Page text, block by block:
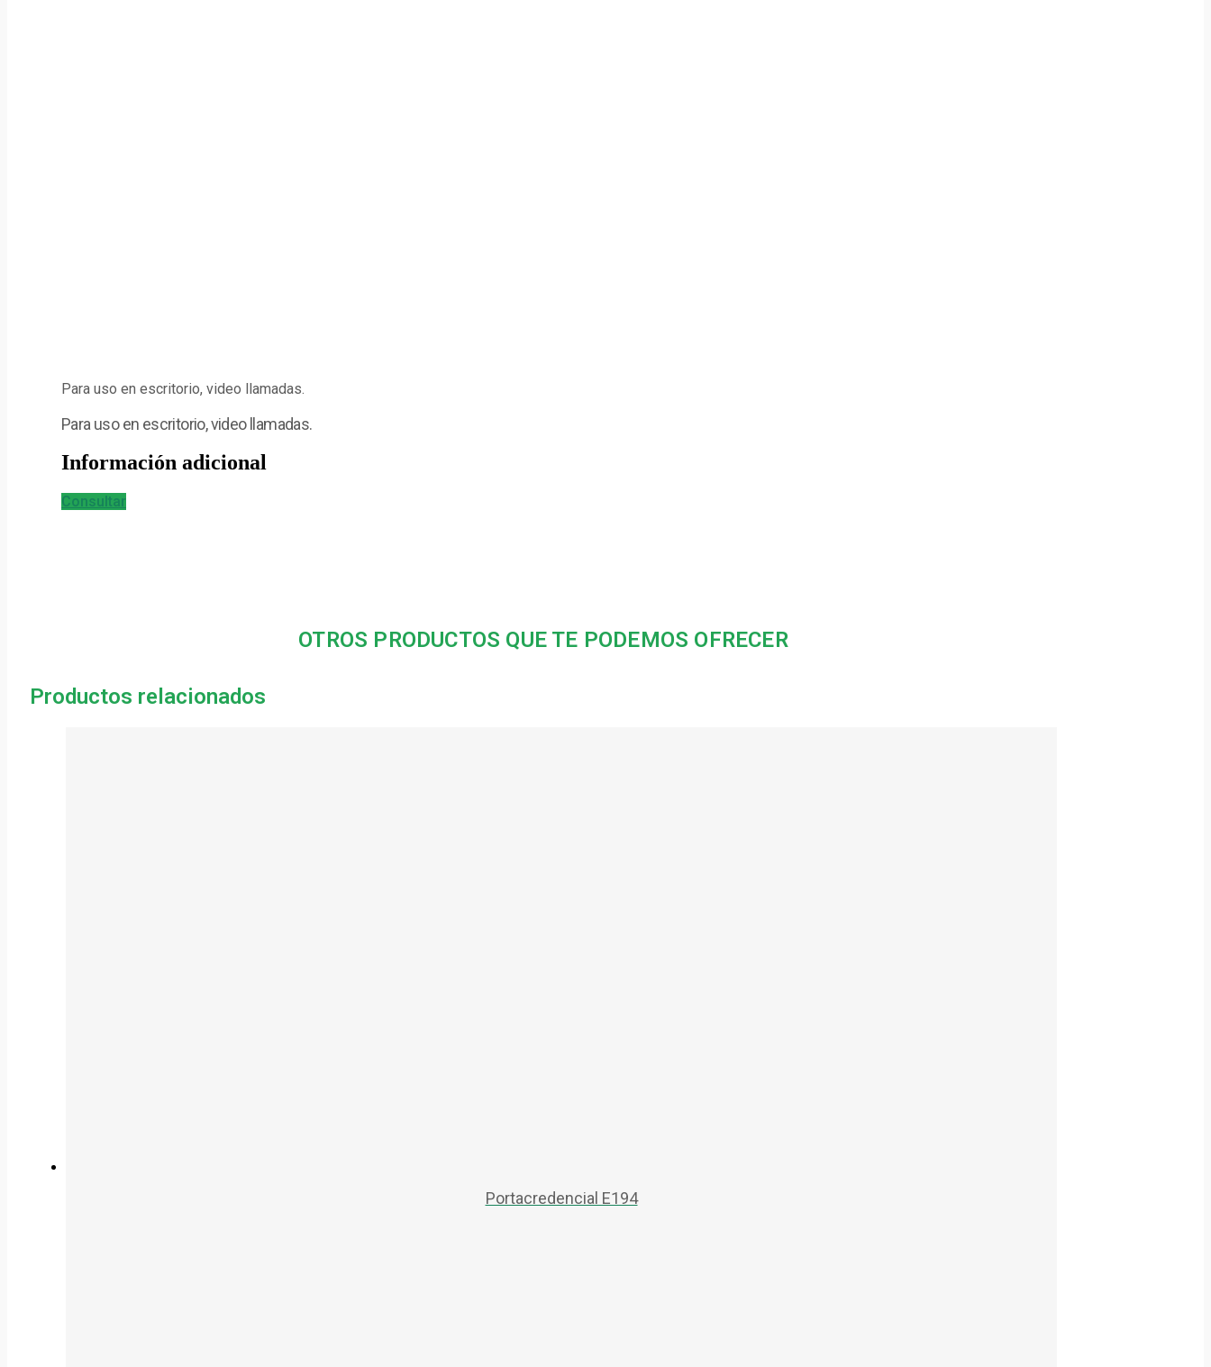
Para uso en escritorio, video llamadas.
Para uso en escritorio, video llamadas.
Información adicional
Consultar
OTROS PRODUCTOS QUE TE PODEMOS OFRECER
Productos relacionados
Portacredencial E194